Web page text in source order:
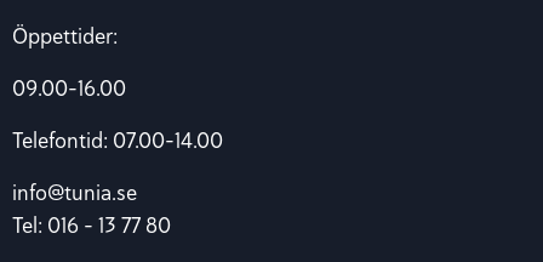
Öppettider:
09.00-16.00
Telefontid: 07.00-14.00
info@tunia.se
Tel: 016 – 13 77 80